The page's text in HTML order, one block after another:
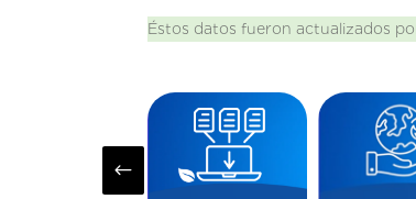
Éstos datos fueron actualizados
#